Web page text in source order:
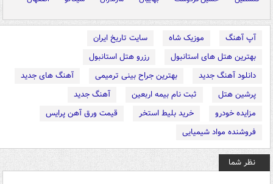
آپ آهنگ موزیک شاه
سایت تاریخ ایران
بهترین هتل های استانبول
رزرو هتل استانبول
دانلود آهنگ جدید
بهترین جراح بینی ترمیمی
آهنگ های جدید
پرشین هتل
ثبت نام بیمه اربعین
آهنگ جدید
مزایده خودرو
خرید بلیط استخر
قیمت ورق آهن پرایس
فروشنده مواد شیمیایی
نظر شما